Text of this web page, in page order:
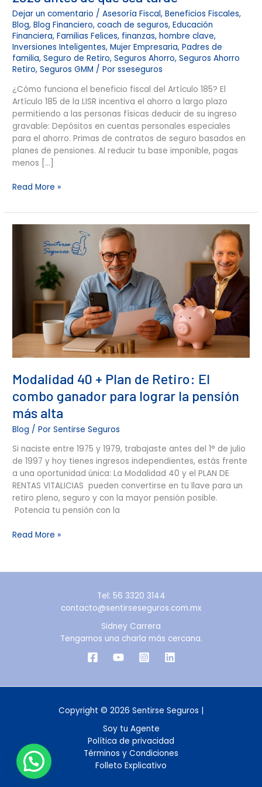
Dejar un comentario /Asesoría Fiscal,Beneficios Fiscales,
Blog,Blog Financiero,coach de seguros,Educación
Financiera,Familias Felices, finanzas,hombre clave,
Inversiones Inteligentes,Mujer Empresaria,Padres de
familia,Seguro de Retiro,Seguros Ahorro,Seguros Ahorro
Retiro,Seguros GMM / Porsseseguros
¿Cómo funciona el beneficio fiscal del Artículo 185? El
Artículo 185 de la LISR incentiva el ahorro a largo plazo
permitiendo a las personas físicas deducir de su ingreso
gravable: Depósitos en cuentas personales especiales
para el ahorro. Primas de contratos de seguro basados en
planes de pensiones. Al reducir tu base imponible, pagas
menos […]
Read More »
Modalidad 40 + Plan de Retiro: El
combo ganador para lograr la pensión
más alta
Blog / PorSentirse Seguros
Si naciste entre 1975 y 1979, trabajaste antes del 1° de julio
de 1997 y hoy tienes ingresos independientes, estás frente
a una oportunidad única: La Modalidad 40 y el PLAN DE
RENTAS VITALICIAS pueden convertirse en tu llave para un
retiro pleno, seguro y con la mayor pensión posible.
Potencia tu pensión con la
ganador
para
pensión
alta
Read More »
Tel: 56 3320 3144
contacto@sentirseseguros.com.mx
Sidney Carrera
Tengamos una charla más cercana.
Copyright © 2026 Sentirse Seguros |
Soy tu Agente
Política de privacidad
Términos y Condiciones
Folleto Explicativo